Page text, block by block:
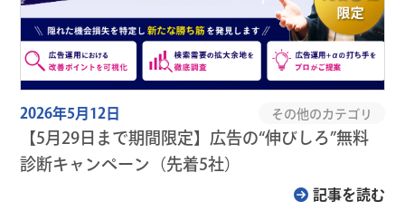
2026年5月12日 その他のカテゴリ
【5月29日まで期間限定】広告の“伸びしろ”無料
診断キャンペーン（先着5社）
記事を読む